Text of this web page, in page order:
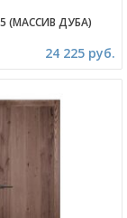
5 (МАССИВ ДУБА)
24 225 руб.